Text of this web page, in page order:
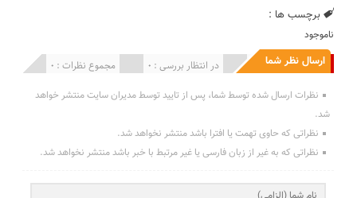
برچسب ها :
ناموجود
ارسال نظر شما مجموع نظرات : 0 در انتظار بررسی : 0 انتشار یافته : 0
نظرات ارسال شده توسط شما، پس از تایید توسط مدیران سایت منتشر خواهد
شد.
نظراتی که حاوی تهمت یا افترا باشد منتشر نخواهد شد.
نظراتی که به غیر از زبان فارسی یا غیر مرتبط با خبر باشد منتشر نخواهد شد.